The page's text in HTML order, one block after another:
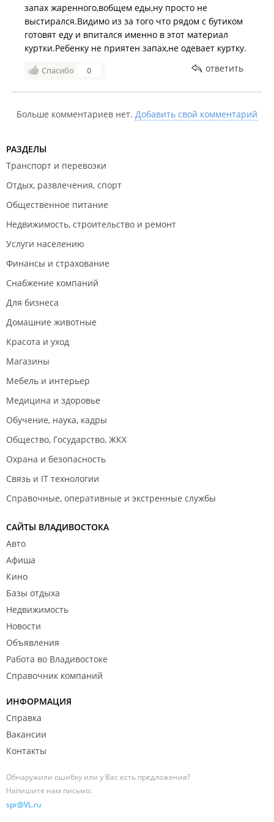
работает, и пришлось спускаться с 4 на 1 этаж
чтобы снять деньги, которые по итогу то и не
понадобились.
Дата посещения:01.06.2019, 06.06.2019
запах жаренного,вобщем еды,ну просто не
выстирался.Видимо из за того что рядом с бутиком
готовят еду и впитался именно в этот материал
куртки.Ребенку не приятен запах,не одевает куртку.
Спасибо 0 ответить
Больше комментариев нет. Добавить свой комментарий
РАЗДЕЛЫ
Транспорт и перевозки
Отдых, развлечения, спорт
Общественное питание
Недвижимость, строительство и ремонт
Услуги населению
Финансы и страхование
Снабжение компаний
Для бизнеса
Домашние животные
Красота и уход
Магазины
Мебель и интерьер
Медицина и здоровье
Обучение, наука, кадры
Общество, Государство, ЖКХ
Охрана и безопасность
Связь и IT технологии
Справочные, оперативные и экстренные службы
САЙТЫ ВЛАДИВОСТОКА
Авто
Афиша
Кино
Базы отдыха
Недвижимость
Новости
Объявления
Работа во Владивостоке
Справочник компаний
ИНФОРМАЦИЯ
Справка
Вакансии
Контакты
Обнаружили ошибку или у Вас есть предложения?
Напишите нам письмо:
spr@VL.ru